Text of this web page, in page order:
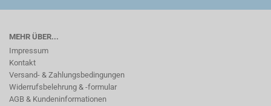
MEHR ÜBER...
Impressum
Kontakt
Versand- & Zahlungsbedingungen
Widerrufsbelehrung & -formular
AGB & Kundeninformationen